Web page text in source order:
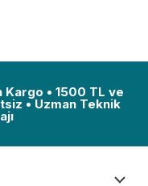
Kargo • 1500 TL ve
• Uzman Teknik